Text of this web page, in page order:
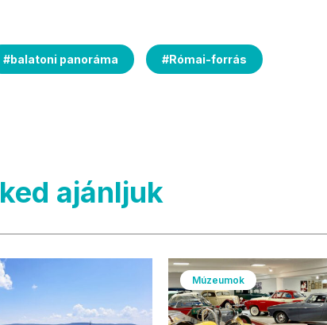
#balatoni panoráma #Római-forrás
ajánljuk
Múzeumok